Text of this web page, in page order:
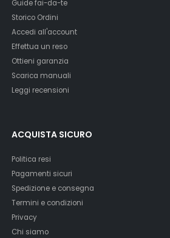
Guide fai-da-te
Storico Ordini
Accedi all'account
Effettua un reso
Ottieni garanzia
Scarica manuali
Leggi recensioni
ACQUISTA SICURO
Politica resi
Pagamenti sicuri
Spedizione e consegna
Termini e condizioni
Privacy
Chi siamo